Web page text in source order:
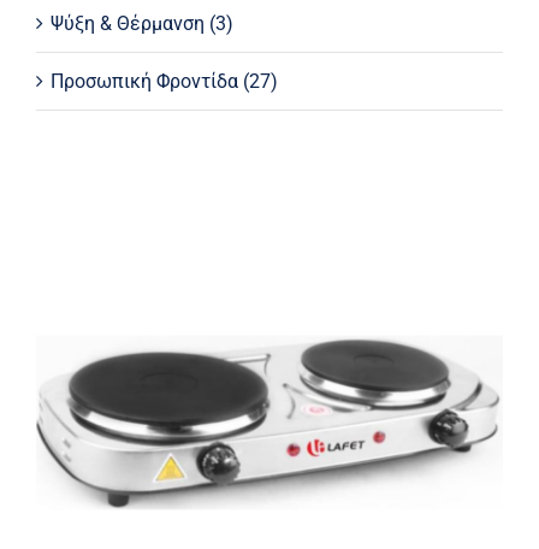
Ψύξη & Θέρμανση (3)
Προσωπική Φροντίδα (27)
Επιτραπέζια ηλεκτρική εστία Lafet